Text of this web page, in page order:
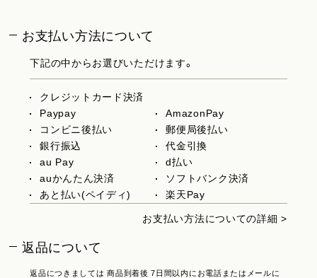
お支払い方法について
下記の中からお選びいただけます。
クレジットカード決済
Paypay
AmazonPay
コンビニ後払い
郵便局後払い
銀行振込
代金引換
au Pay
d払い
auかんたん決済
ソフトバンク決済
あと払い(ペイディ)
楽天Pay
お支払い方法についての詳細 >
返品について
返品につきましては 商品到着後 7日間以内にお電話またはメールに